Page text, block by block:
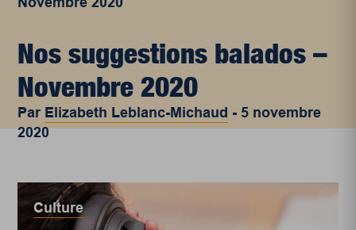
Nos suggestions balados –
Novembre 2020
Par Elizabeth Leblanc-Michaud - 5 novembre
2020
Culture